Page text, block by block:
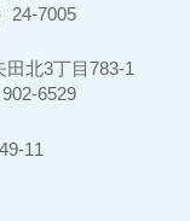
24-7005
北3丁目783-1
6529
11